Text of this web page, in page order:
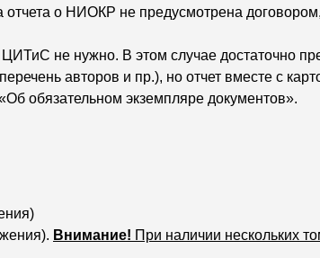
отчета о НИОКР не предусмотрена
не нужно. В этом случае достаточно
авторов и пр.), но отчет вместе с
обязательном экземпляре документов».
Внимание! При наличии нескольких